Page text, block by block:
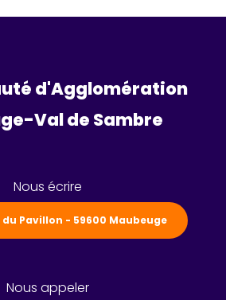
d'Agglomération
Val de Sambre
Nous écrire
du Pavillon - 59600 Maubeuge
Nous appeler